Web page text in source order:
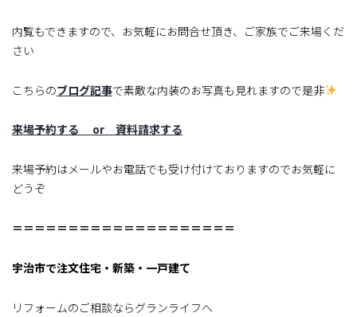
内覧もできますので、お気軽にお問合せ頂き、ご家族でご来場くだ
さい
こちらのブログ記事で素敵な内装のお写真も見れますので是非
来場予約する or 資料請求する
来場予約はメールやお電話でも受け付けておりますのでお気軽に
どうぞ
＝＝＝＝＝＝＝＝＝＝＝＝＝＝＝＝＝＝＝＝
宇治市で注文住宅・新築・一戸建て
リフォームのご相談ならグランライフへ